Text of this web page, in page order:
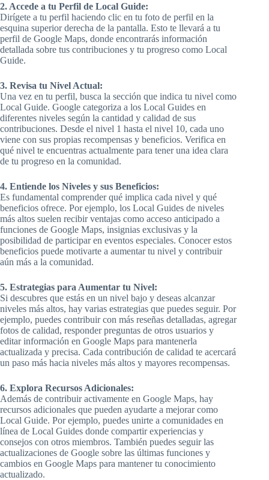
2. Accede a tu Perfil de Local Guide:
Dirígete a tu perfil haciendo clic en tu foto de perfil en la
esquina superior derecha de la pantalla. Esto te llevará a tu
perfil de Google Maps, donde encontrarás información
detallada sobre tus contribuciones y tu progreso como Local
Guide.
3. Revisa tu Nivel Actual:
Una vez en tu perfil, busca la sección que indica tu nivel como
Local Guide. Google categoriza a los Local Guides en
diferentes niveles según la cantidad y calidad de sus
contribuciones. Desde el nivel 1 hasta el nivel 10, cada uno
viene con sus propias recompensas y beneficios. Verifica en
qué nivel te encuentras actualmente para tener una idea clara
de tu progreso en la comunidad.
4. Entiende los Niveles y sus Beneficios:
Es fundamental comprender qué implica cada nivel y qué
beneficios ofrece. Por ejemplo, los Local Guides de niveles
más altos suelen recibir ventajas como acceso anticipado a
funciones de Google Maps, insignias exclusivas y la
posibilidad de participar en eventos especiales. Conocer estos
beneficios puede motivarte a aumentar tu nivel y contribuir
aún más a la comunidad.
5. Estrategias para Aumentar tu Nivel:
Si descubres que estás en un nivel bajo y deseas alcanzar
niveles más altos, hay varias estrategias que puedes seguir. Por
ejemplo, puedes contribuir con más reseñas detalladas, agregar
fotos de calidad, responder preguntas de otros usuarios y
editar información en Google Maps para mantenerla
actualizada y precisa. Cada contribución de calidad te acercará
un paso más hacia niveles más altos y mayores recompensas.
6. Explora Recursos Adicionales:
Además de contribuir activamente en Google Maps, hay
recursos adicionales que pueden ayudarte a mejorar como
Local Guide. Por ejemplo, puedes unirte a comunidades en
línea de Local Guides donde compartir experiencias y
consejos con otros miembros. También puedes seguir las
actualizaciones de Google sobre las últimas funciones y
cambios en Google Maps para mantener tu conocimiento
actualizado.